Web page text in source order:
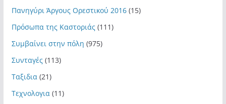
Πανηγύρι Άργους Ορεστικού 2016(15)
Πρόσωπα της Καστοριάς(111)
Συμβαίνει στην πόλη (975)
Συνταγές(113)
Ταξιδια (21)
Τεχνολογια (11)